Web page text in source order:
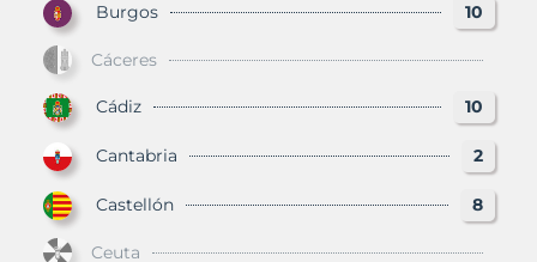
Burgos 10
Cáceres
Cádiz 10
Cantabria 2
Castellón 8
Ceuta